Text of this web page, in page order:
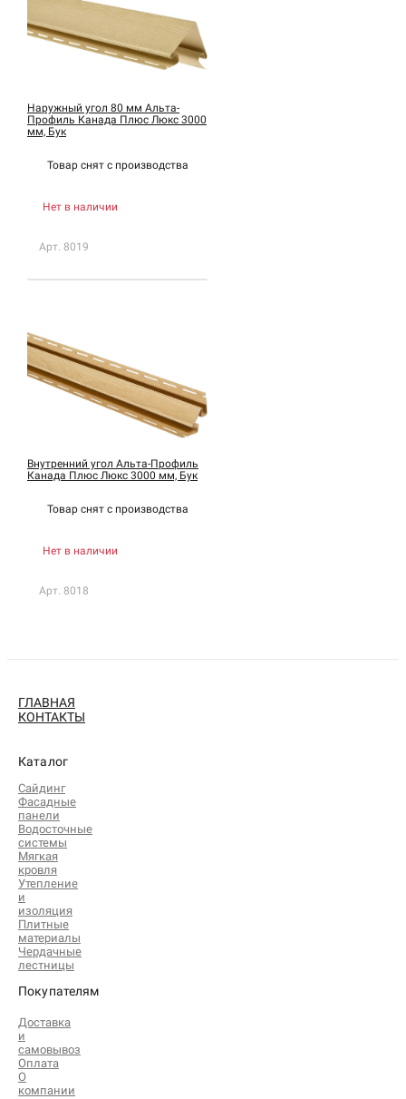
Наружный угол 80 мм Альта-
Профиль Канада Плюс Люкс 3000
мм, Бук
Товар снят с производства
Нет в наличии
Арт. 8019
Внутренний угол Альта-Профиль
Канада Плюс Люкс 3000 мм, Бук
Товар снят с производства
Нет в наличии
Арт. 8018
ГЛАВНАЯ
КОНТАКТЫ
Каталог
Сайдинг
Фасадные
панели
Водосточные
системы
Мягкая
кровля
Утепление
и
изоляция
Плитные
материалы
Чердачные
лестницы
Покупателям
Доставка
и
самовывоз
Оплата
О
компании